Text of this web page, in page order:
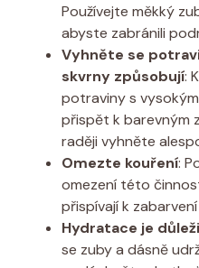
Používejte měkký
abyste zabránili
Vyhněte se
skvrny způsobují:
potraviny s
přispět k barevným
raději vyhněte
Omezte kouření:
omezení této
přispívají k
Hydratace je
se zuby a dásně